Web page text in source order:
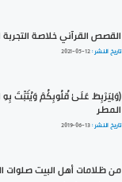
القصص القرآني خلاصة التجربة
تاريخ النشر :2021-05-12
(وَلِيَرْبِطَ عَلَىٰ قُلُوبِكُمْ وَيُثَبِّتَ بِهِ
المطر
تاريخ النشر :2019-06-13
من ظلامات أهل البيت صلوات